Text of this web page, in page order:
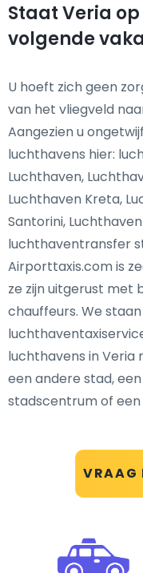
VRAAG
Staat Veria
volgende
U hoeft zich geen
van het vliegveld
Aangezien u
luchthavens hier:
Luchthaven,
Luchthaven Kreta,
Santorini,
luchthaventransfer
Airporttaxis.com is
ze zijn uitgerust met
chauffeurs. We
luchthavens in Veria
een andere stad,
stadscentrum of